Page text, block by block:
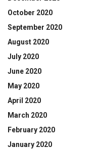
October 2020
September 2020
August 2020
July 2020
June 2020
May 2020
April 2020
March 2020
February 2020
January 2020